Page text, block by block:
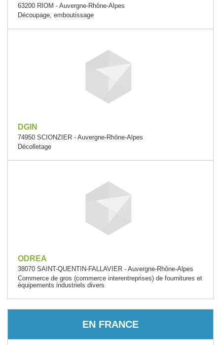
63200 RIOM - Auvergne-Rhône-Alpes
Découpage, emboutissage
DGIN
74950 SCIONZIER - Auvergne-Rhône-Alpes
Décolletage
ODREA
38070 SAINT-QUENTIN-FALLAVIER - Auvergne-Rhône-Alpes
Commerce de gros (commerce interentreprises) de fournitures et
équipements industriels divers
EN FRANCE